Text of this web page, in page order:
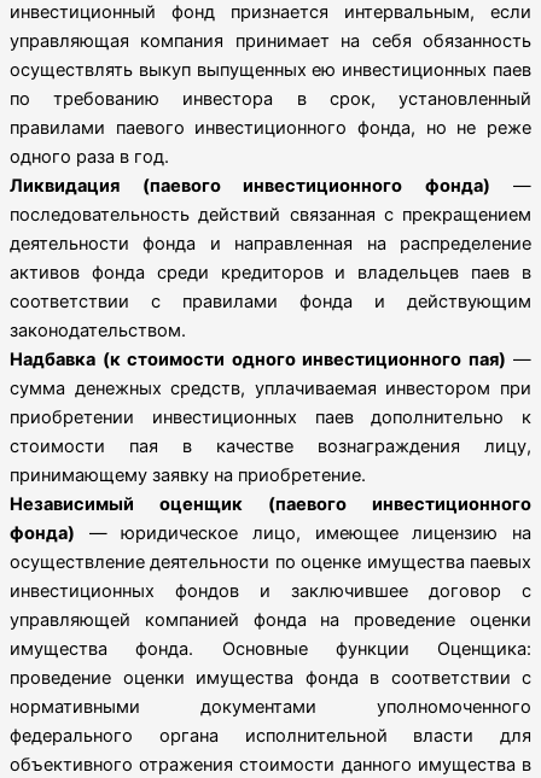
инвестиционный фонд признается интервальным, если
управляющая компания принимает на себя обязанность
осуществлять выкуп выпущенных ею инвестиционных паев
по требованию инвестора в срок, установленный
правилами паевого инвестиционного фонда, но не реже
одного раза в год.
Ликвидация (паевого инвестиционного фонда) —
последовательность действий связанная с прекращением
деятельности фонда и направленная на распределение
активов фонда среди кредиторов и владельцев паев в
соответствии с правилами фонда и действующим
законодательством.
Надбавка (к стоимости одного инвестиционного пая) —
сумма денежных средств, уплачиваемая инвестором при
приобретении инвестиционных паев дополнительно к
стоимости пая в качестве вознаграждения лицу,
принимающему заявку на приобретение.
Независимый оценщик (паевого инвестиционного
фонда) — юридическое лицо, имеющее лицензию на
осуществление деятельности по оценке имущества паевых
инвестиционных фондов и заключившее договор с
управляющей компанией фонда на проведение оценки
имущества фонда. Основные функции Оценщика:
проведение оценки имущества фонда в соответствии с
нормативными документами уполномоченного
федерального органа исполнительной власти для
объективного отражения стоимости данного имущества в